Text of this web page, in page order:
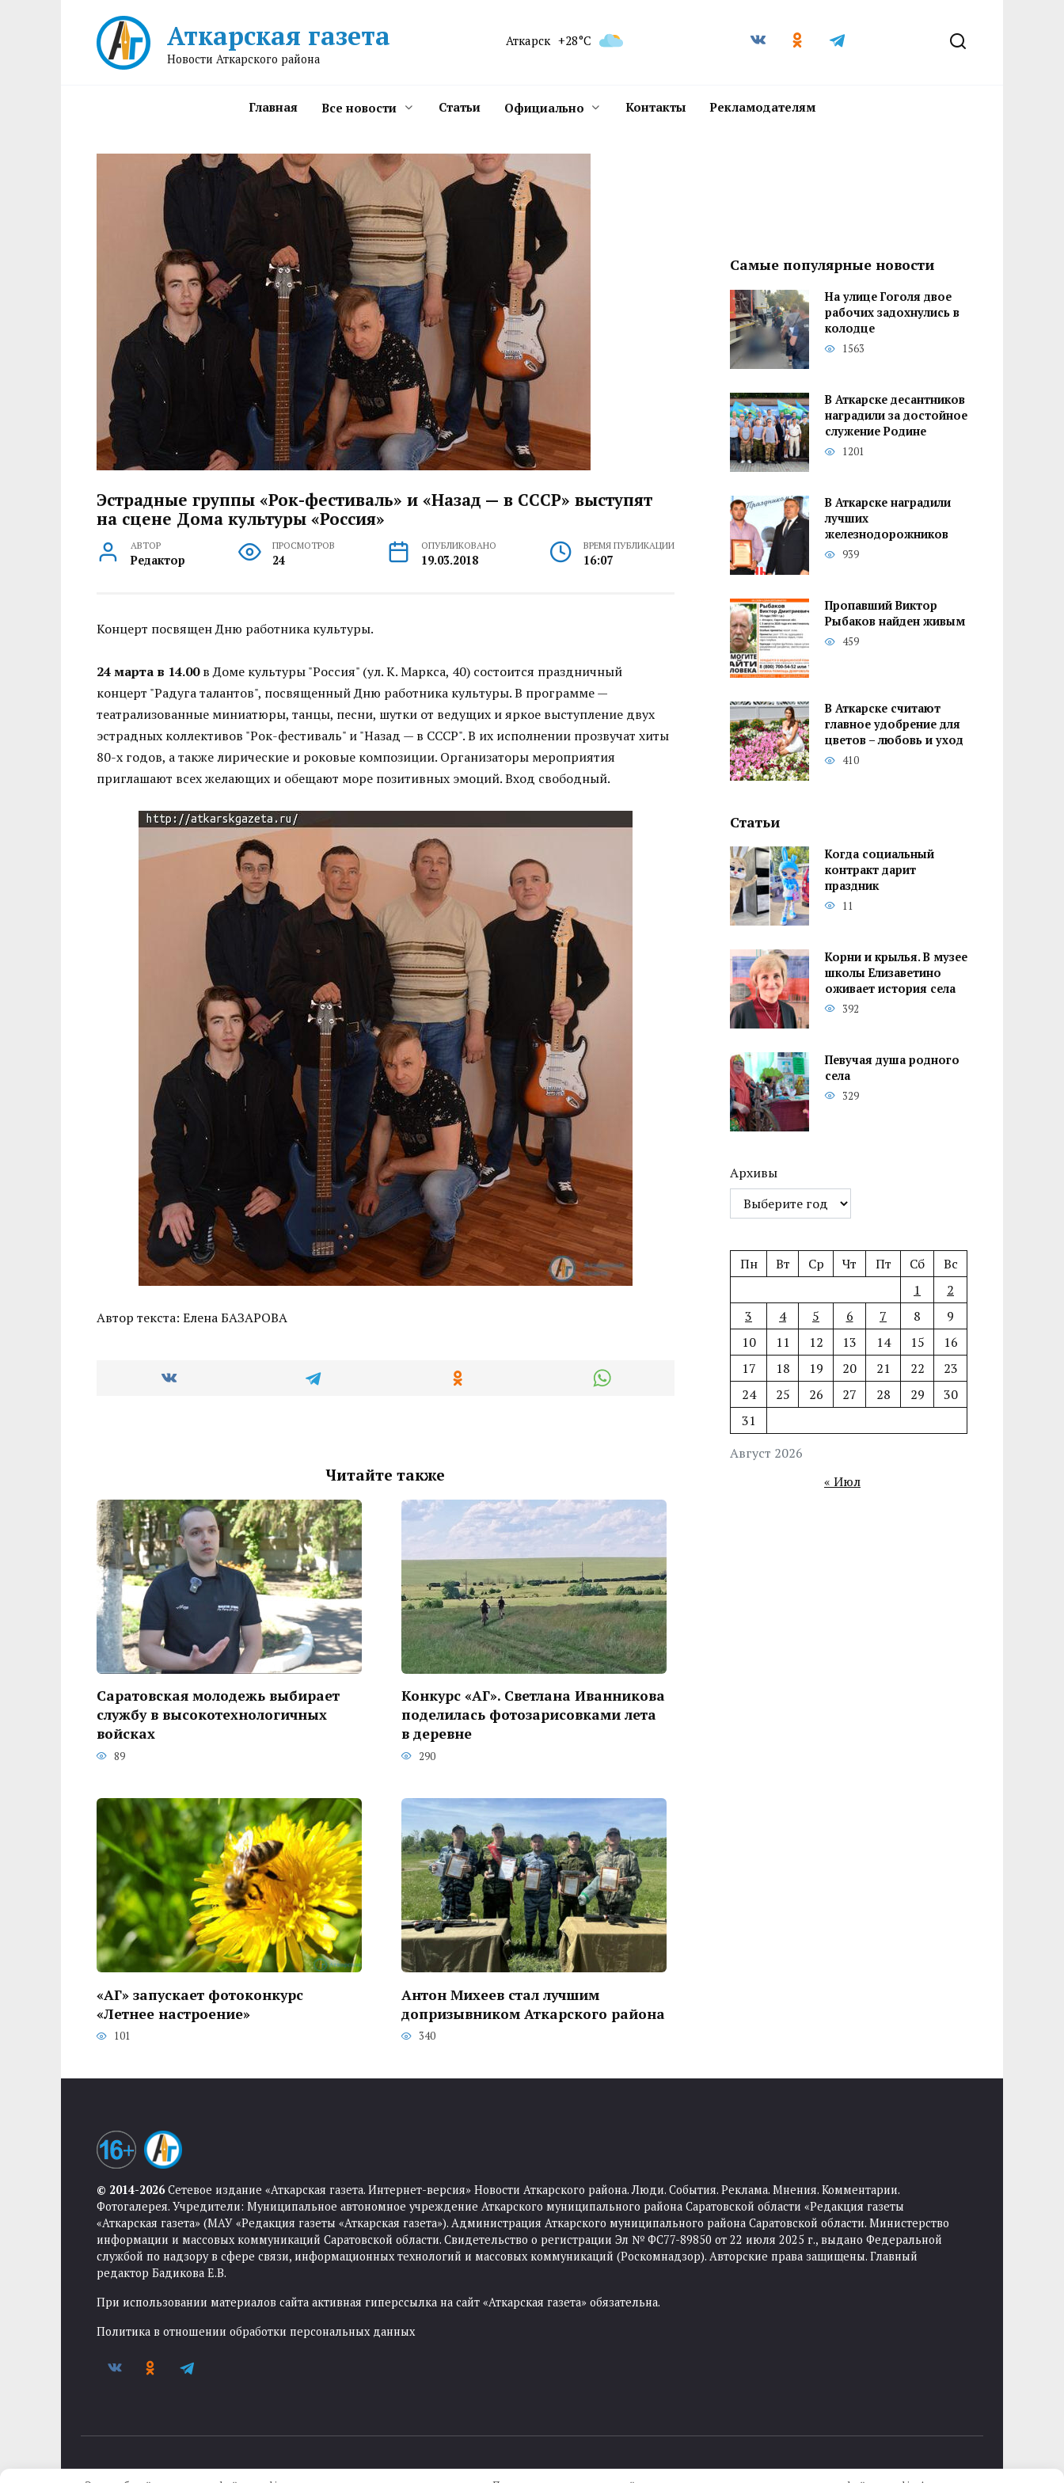
Аткарская газета
Новости Аткарского района
Аткарск +28°C
Главная Все новости Статьи Официально Контакты Рекламодателям
Эстрадные группы «Рок-фестиваль» и «Назад — в СССР» выступят
на сцене Дома культуры «Россия»
АВТОР
Редактор
ПРОСМОТРОВ
24
ОПУБЛИКОВАНО
19.03.2018
ВРЕМЯ ПУБЛИКАЦИИ
16:07
Концерт посвящен Дню работника культуры.
24 марта в 14.00в Доме культуры "Россия" (ул. К. Маркса, 40) состоится праздничный
концерт "Радуга талантов", посвященный Дню работника культуры. В программе —
театрализованные миниатюры, танцы, песни, шутки от ведущих и яркое выступление двух
эстрадных коллективов "Рок-фестиваль" и "Назад — в СССР". В их исполнении прозвучат хиты
80-х годов, а также лирические и роковые композиции. Организаторы мероприятия
приглашают всех желающих и обещают море позитивных эмоций. Вход свободный.
Автор текста: Елена БАЗАРОВА
Читайте также
Саратовская молодежь выбирает
службу в высокотехнологичных
войсках
89
Конкурс «АГ». Светлана Иванникова
поделилась фотозарисовками лета
в деревне
290
«АГ» запускает фотоконкурс
«Летнее настроение»
101
Антон Михеев стал лучшим
допризывником Аткарского района
340
Самые популярные новости
На улице Гоголя двое
рабочих задохнулись в
колодце
1563
В Аткарске десантников
наградили за достойное
служение Родине
1201
В Аткарске наградили
лучших
железнодорожников
939
Пропавший Виктор
Рыбаков найден живым
459
В Аткарске считают
главное удобрение для
цветов – любовь и уход
410
Статьи
Когда социальный
контракт дарит
праздник
11
Корни и крылья. В музее
школы Елизаветино
оживает история села
392
Певучая душа родного
села
329
Архивы
Август 2026
Пн Вт Ср Чт Пт Сб
Вс
1
2
3
4 5 6 7 8
9
10
11 12 13 14 15
16
17
18 19 20 21 22
23
24
25 26 27 28 29
30
31
« Июл
© 2014-2026Сетевое издание «Аткарская газета. Интернет-версия» Новости Аткарского района. Люди. События. Реклама. Мнения. Комментарии.
Фотогалерея. Учредители: Муниципальное автономное учреждение Аткарского муниципального района Саратовской области «Редакция газеты
«Аткарская газета» (МАУ «Редакция газеты «Аткарская газета»). Администрация Аткарского муниципального района Саратовской области. Министерство
информации и массовых коммуникаций Саратовской области. Свидетельство о регистрации Эл № ФС77-89850 от 22 июля 2025 г., выдано Федеральной
службой по надзору в сфере связи, информационных технологий и массовых коммуникаций (Роскомнадзор). Авторские права защищены. Главный
редактор Бадикова Е.В.
При использовании материалов сайта активная гиперссылка на сайт «Аткарская газета» обязательна.
Политика в отношении обработки персональных данных